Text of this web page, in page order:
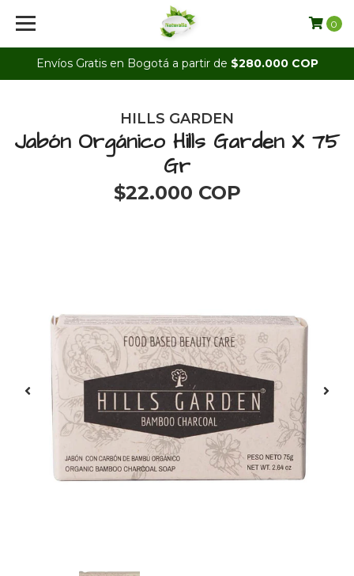
Envíos Gratis en Bogotá a partir de $280.000 COP
0
HILLS GARDEN
Jabón Orgánico Hills Garden X 75
Gr
$22.000 COP